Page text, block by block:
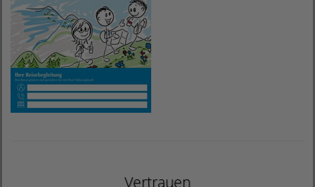
Vertrauen